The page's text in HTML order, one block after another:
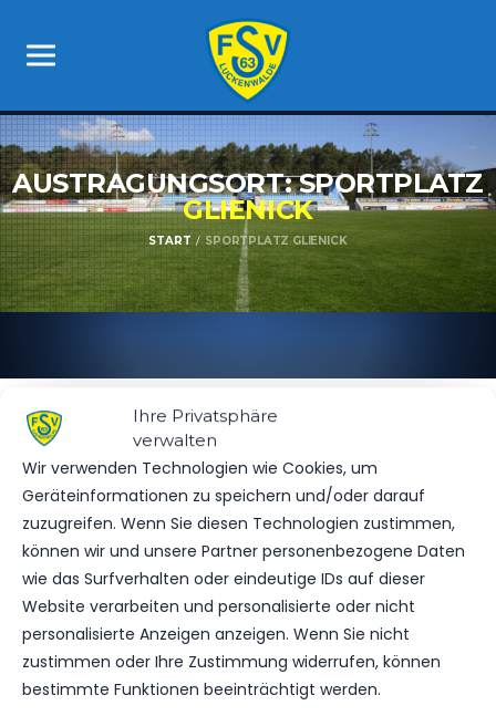
Ihre Privatsphäre
verwalten
Wir verwenden Technologien wie Cookies, um
Geräteinformationen zu speichern und/oder darauf
zuzugreifen. Wenn Sie diesen Technologien zustimmen,
können wir und unsere Partner personenbezogene Daten
wie das Surfverhalten oder eindeutige IDs auf dieser
Website verarbeiten und personalisierte oder nicht
personalisierte Anzeigen anzeigen. Wenn Sie nicht
zustimmen oder Ihre Zustimmung widerrufen, können
bestimmte Funktionen beeinträchtigt werden.
AUSTRAGUNGSORT: SPORTPLATZ
GLIENICK
START SPORTPLATZ GLIENICK
OFFIZIELLE VEREINSSEITE
DEIN HEIMSPIEL. DEIN FSV.
Tickets, Spielplan, News und Vereinsinfos – alles